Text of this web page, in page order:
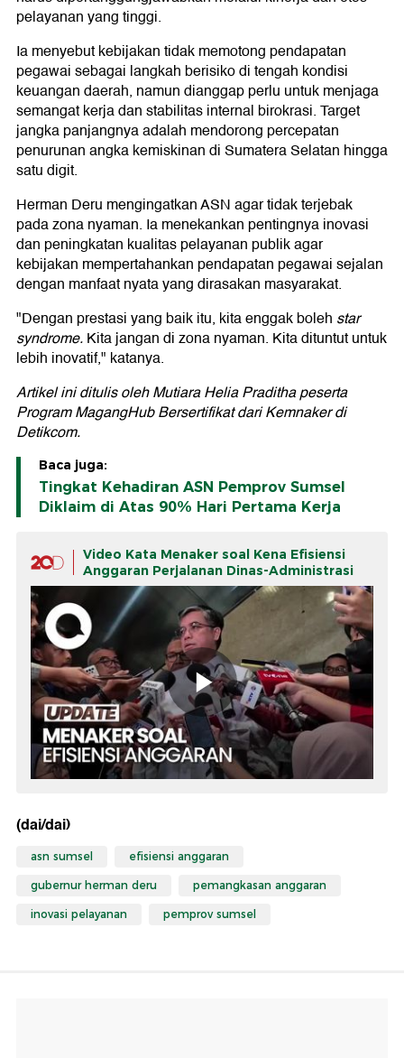
pelayanan yang tinggi.
Ia menyebut kebijakan tidak memotong pendapatan
pegawai sebagai langkah berisiko di tengah kondisi
keuangan daerah, namun dianggap perlu untuk menjaga
semangat kerja dan stabilitas internal birokrasi. Target
jangka panjangnya adalah mendorong percepatan
penurunan angka kemiskinan di Sumatera Selatan hingga
satu digit.
Herman Deru mengingatkan ASN agar tidak terjebak
pada zona nyaman. Ia menekankan pentingnya inovasi
dan peningkatan kualitas pelayanan publik agar
kebijakan mempertahankan pendapatan pegawai sejalan
dengan manfaat nyata yang dirasakan masyarakat.
"Dengan prestasi yang baik itu, kita enggak boleh star
syndrome.Kita jangan di zona nyaman. Kita dituntut untuk
lebih inovatif," katanya.
Artikel ini ditulis oleh Mutiara Helia Praditha peserta
Program MagangHub Bersertifikat dari Kemnaker di
Detikcom.
Baca juga:
Tingkat Kehadiran ASN Pemprov Sumsel
Diklaim di Atas 90% Hari Pertama Kerja
Video Kata Menaker soal Kena Efisiensi
Anggaran Perjalanan Dinas-Administrasi
(dai/dai)
asn sumsel efisiensi anggaran
gubernur herman deru pemangkasan anggaran
inovasi pelayanan pemprov sumsel